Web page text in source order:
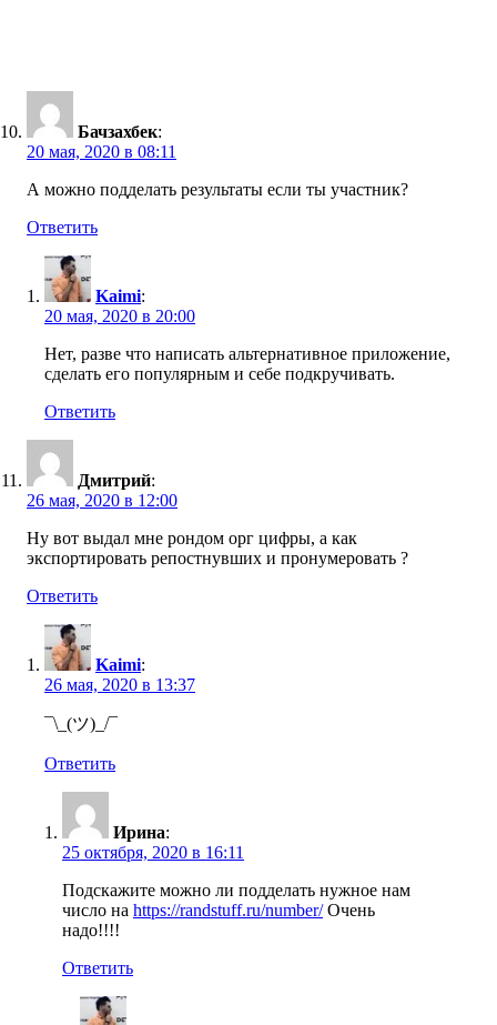
Бачзахбек:
20 мая, 2020 в 08:11
А можно подделать результаты если ты участник?
Ответить
Kaimi:
20 мая, 2020 в 20:00
Нет, разве что написать альтернативное приложение,
сделать его популярным и себе подкручивать.
Ответить
Дмитрий:
26 мая, 2020 в 12:00
Ну вот выдал мне рондом орг цифры, а как
экспортировать репостнувших и пронумеровать ?
Ответить
Kaimi:
26 мая, 2020 в 13:37
¯\_(ツ)_/¯
Ответить
Ирина:
25 октября, 2020 в 16:11
Подскажите можно ли подделать нужное нам
число на https://randstuff.ru/number/Очень
надо!!!!
Ответить